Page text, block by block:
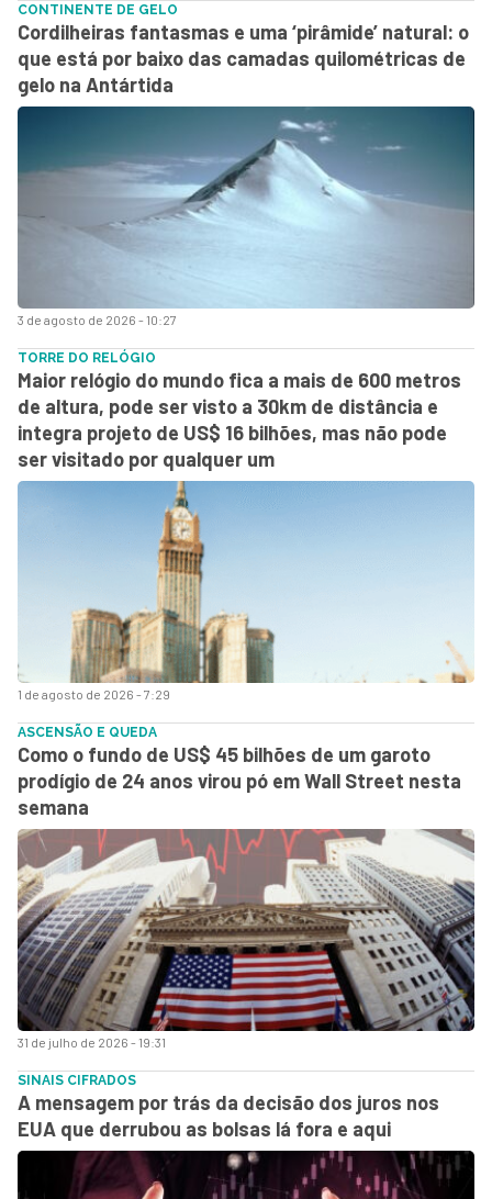
3 de agosto de 2026 - 10:27
CONTINENTE DE GELO
Cordilheiras fantasmas e uma ‘pirâmide’ natural: o
que está por baixo das camadas quilométricas de
gelo na Antártida
1 de agosto de 2026 - 7:29
TORRE DO RELÓGIO
Maior relógio do mundo fica a mais de 600 metros
de altura, pode ser visto a 30km de distância e
integra projeto de US$ 16 bilhões, mas não pode
ser visitado por qualquer um
31 de julho de 2026 - 19:31
ASCENSÃO E QUEDA
Como o fundo de US$ 45 bilhões de um garoto
prodígio de 24 anos virou pó em Wall Street nesta
semana
SINAIS CIFRADOS
A mensagem por trás da decisão dos juros nos
EUA que derrubou as bolsas lá fora e aqui